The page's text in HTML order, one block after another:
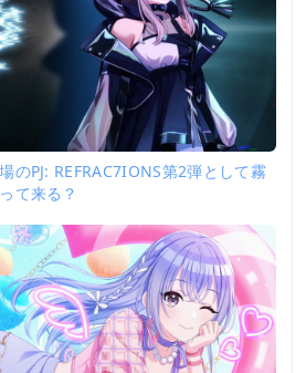
のPJ: REFRAC7IONS第2弾として霧
て来る？